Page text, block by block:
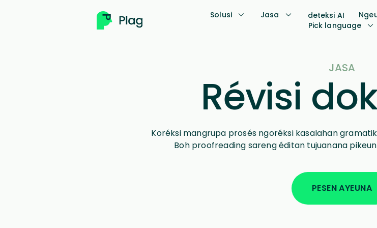
Solusi Jasa deteksi AI
Pick language
JASA
Révisi
Koréksi mangrupa prosés ngoréksi kasalahan
Boh proofreading sareng éditan tujuanana
PESEN AYEUNA